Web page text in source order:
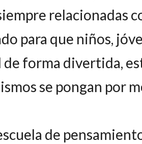
relacionadas
para que niños,
forma divertida,
se pongan por
de